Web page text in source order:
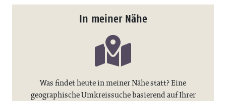
In meiner Nähe
Was findet heute in meiner Nähe statt? Eine
geographische Umkreissuche basierend auf Ihrer